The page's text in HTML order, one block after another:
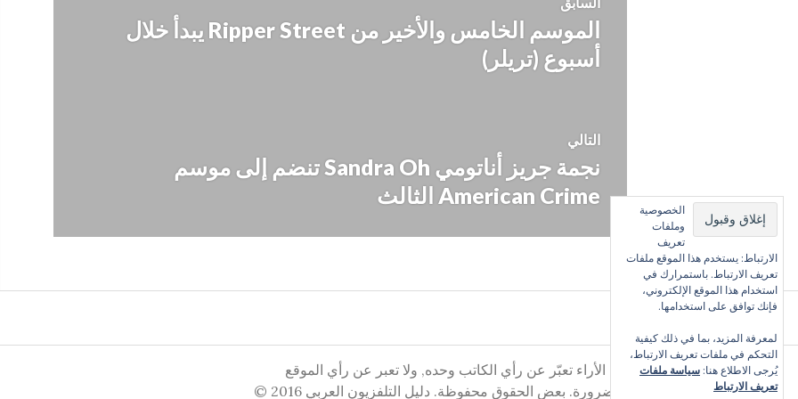
المقالات
المقالة
السابقة:
الموسم الخامس والأخير من Ripper Street يبدأ خلال
أسبوع (تريلر)
التالي
المقالة
التالية:
نجمة جريز أناتومي Sandra Oh تنضم إلى موسم
American Crime الثالث
الخصوصية
وملفات
تعريف
الارتباط: يستخدم هذا الموقع ملفات
تعريف الارتباط. باستمرارك في
استخدام هذا الموقع الإلكتروني،
فإنك توافق على استخدامها.
لمعرفة المزيد، بما في ذلك كيفية
التحكم في ملفات تعريف الارتباط،
يُرجى الاطلاع هنا: سياسة ملفات
تعريف الارتباط
كل الأراء تعبّر عن رأي الكاتب وحده, ولا تعبر عن رأي الموقع
بالضرورة. بعض الحقوق محفوظة. دليل التلفزيون العربي 2016 ©